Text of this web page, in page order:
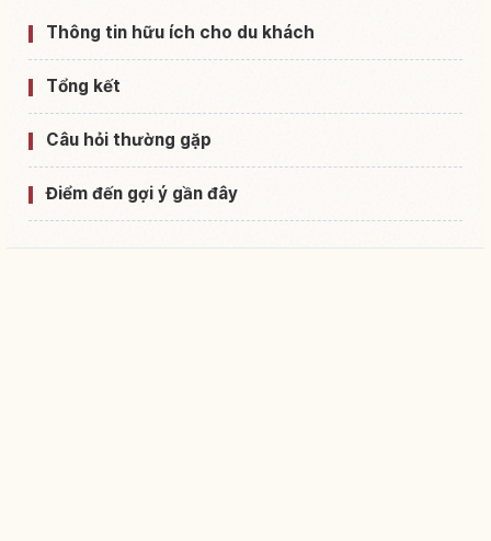
Thông tin hữu ích cho du khách
Tổng kết
Câu hỏi thường gặp
Điểm đến gợi ý gần đây